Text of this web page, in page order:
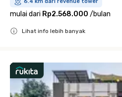
mulai dari Rp2.568.000 /bulan
Lihat info lebih banyak